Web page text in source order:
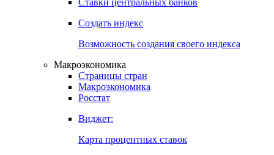
Создать индекс
Возможность создания своего индекса
Макроэкономика
Страницы стран
Макроэкономика
Росстат
Виджет:
Карта процентных ставок